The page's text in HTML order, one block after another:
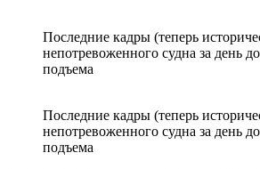
Последние кадры (теперь
непотревоженного судна за день
подъема
Последние кадры (теперь
непотревоженного судна за день
подъема